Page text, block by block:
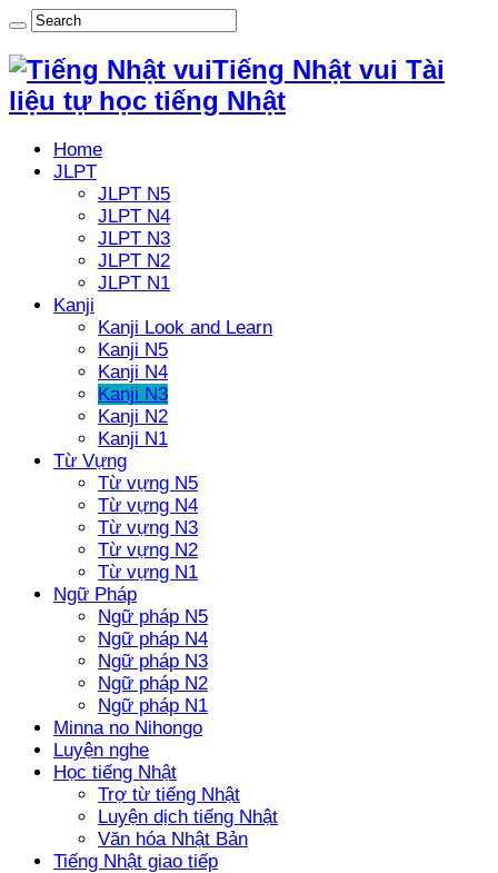
Tiếng Nhật vui Tài
liệu tự học tiếng Nhật
Home
JLPT
JLPT N5
JLPT N4
JLPT N3
JLPT N2
JLPT N1
Kanji
Kanji Look and Learn
Kanji N5
Kanji N4
Kanji N3
Kanji N2
Kanji N1
Từ Vựng
Từ vựng N5
Từ vựng N4
Từ vựng N3
Từ vựng N2
Từ vựng N1
Ngữ Pháp
Ngữ pháp N5
Ngữ pháp N4
Ngữ pháp N3
Ngữ pháp N2
Ngữ pháp N1
Minna no Nihongo
Luyện nghe
Học tiếng Nhật
Trợ từ tiếng Nhật
Luyện dịch tiếng Nhật
Văn hóa Nhật Bản
Tiếng Nhật giao tiếp